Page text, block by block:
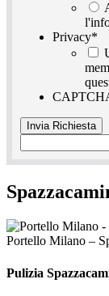
Privacy*
Portello Milano –
Pulizia